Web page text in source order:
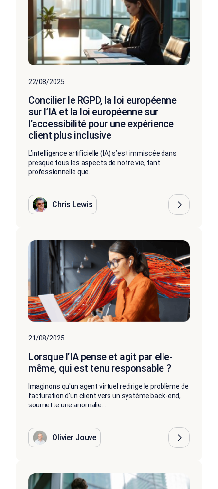
22/08/2025
Concilier le RGPD, la loi européenne
sur l’IA et la loi européenne sur
l’accessibilité pour une expérience
client plus inclusive
L’intelligence artificielle (IA) s’est immiscée dans
presque tous les aspects de notre vie, tant
professionnelle que...
Chris Lewis
21/08/2025
Lorsque l’IA pense et agit par elle-
même, qui est tenu responsable ?
Imaginons qu'un agent virtuel redirige le problème de
facturation d’un client vers un système back-end,
soumette une anomalie...
Olivier Jouve